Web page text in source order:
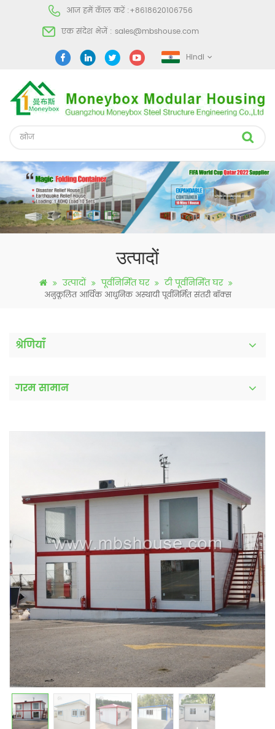
आज हमें कॅाल करें :+8618620106756
एक संदेश भेजें : sales@mbshouse.com
Hindi
उत्पादों
उत्पादों पूर्वनिर्मित घर टी पूर्वनिर्मित घर
अनुकूलित आर्थिक आधुनिक अस्थायी पूर्वनिर्मित संतरी बॉक्स
श्रेणियाँ
गरम सामान